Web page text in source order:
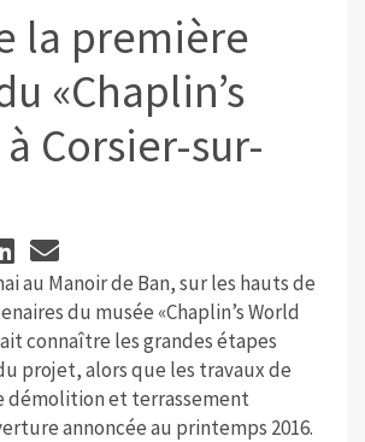
la première
«Chaplin’s
Corsier-sur-
au Manoir de Ban, sur les hauts de
du musée «Chaplin’s World
connaître les grandes étapes
projet, alors que les travaux de
démolition et terrassement
annoncée au printemps 2016.